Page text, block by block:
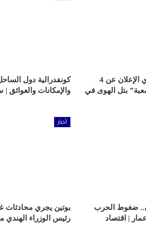
كيف قرأ الدويري الإعلان عن 4
بتل الهوى في
كونفدرالية دول
والإمكانات والعوائق
ضغوط الحرب
| اقتصاد
أخبار
بوتين يجري محادثات
رئيس الوزراء الهندي